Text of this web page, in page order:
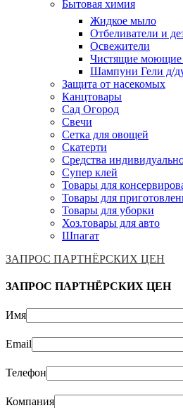
Бытовая химия
Жидкое мыло
Отбеливатели и
Освежители
Чистящие моющие
Шампуни Гели д/
Защита от насекомых
Канцтовары
Сад Огород
Свечи
Сетка для овощей
Скатерти
Средства
Супер клей
Товары для
Товары для
Товары для уборки
Хоз.товары для авто
Шпагат
ЗАПРОС ПАРТНЁРСКИХ ЦЕН
ЗАПРОС ПАРТНЁРСКИХ ЦЕН
Имя
Email
Телефон
Компания